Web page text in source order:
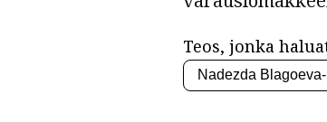
Teos, jonka